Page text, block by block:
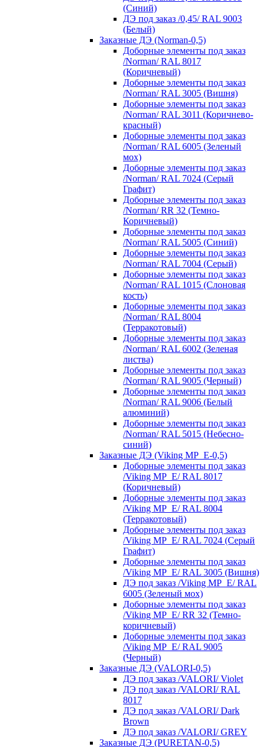
(Синий)
ДЭ под заказ /0,45/ RAL 9003
(Белый)
Заказные ДЭ (Norman-0,5)
Доборные элементы под заказ
/Norman/ RAL 8017
(Коричневый)
Доборные элементы под заказ
/Norman/ RAL 3005 (Вишня)
Доборные элементы под заказ
/Norman/ RAL 3011 (Коричнево-
красный)
Доборные элементы под заказ
/Norman/ RAL 6005 (Зеленый
мох)
Доборные элементы под заказ
/Norman/ RAL 7024 (Серый
Графит)
Доборные элементы под заказ
/Norman/ RR 32 (Темно-
Коричневый)
Доборные элементы под заказ
/Norman/ RAL 5005 (Синий)
Доборные элементы под заказ
/Norman/ RAL 7004 (Серый)
Доборные элементы под заказ
/Norman/ RAL 1015 (Слоновая
кость)
Доборные элементы под заказ
/Norman/ RAL 8004
(Терракотовый)
Доборные элементы под заказ
/Norman/ RAL 6002 (Зеленая
листва)
Доборные элементы под заказ
/Norman/ RAL 9005 (Черный)
Доборные элементы под заказ
/Norman/ RAL 9006 (Белый
алюминий)
Доборные элементы под заказ
/Norman/ RAL 5015 (Небесно-
синий)
Заказные ДЭ (Viking MP_E-0,5)
Доборные элементы под заказ
/Viking MP_E/ RAL 8017
(Коричневый)
Доборные элементы под заказ
/Viking MP_E/ RAL 8004
(Терракотовый)
Доборные элементы под заказ
/Viking MP_E/ RAL 7024 (Серый
Графит)
Доборные элементы под заказ
/Viking MP_E/ RAL 3005 (Вишня)
ДЭ под заказ /Viking MP_E/ RAL
6005 (Зеленый мох)
Доборные элементы под заказ
/Viking MP_E/ RR 32 (Темно-
коричневый)
Доборные элементы под заказ
/Viking MP_E/ RAL 9005
(Черный)
Заказные ДЭ (VALORI-0,5)
ДЭ под заказ /VALORI/ Violet
ДЭ под заказ /VALORI/ RAL
8017
ДЭ под заказ /VALORI/ Dark
Brown
ДЭ под заказ /VALORI/ GREY
Заказные ДЭ (PURETAN-0,5)